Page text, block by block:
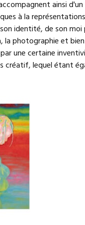
ainsi
à la
identité, de son
la photographie et
une certaine
créatif, lequel étant